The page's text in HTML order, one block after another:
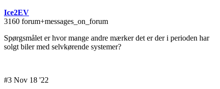
Ice2EV
3160 forum+messages_on_forum
Spørgsmålet er hvor mange andre mærker det er der i perioden har
solgt biler med selvkørende systemer?
#3 Nov 18 '22